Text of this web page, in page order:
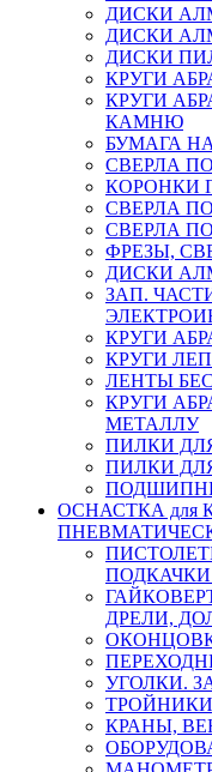
ДИСКИ
ДИСКИ
ДИСКИ
КРУГИ
КРУГИ
КАМНЮ
БУМАГА
СВЕРЛА
КОРОНКИ
СВЕРЛА
СВЕРЛА
ФРЕЗЫ,
ДИСКИ
ЗАП.
КРУГИ
КРУГИ
ЛЕНТЫ
КРУГИ
МЕТАЛЛУ
ПИЛКИ
ПИЛКИ
ОСНАСТКА для
ДРЕЛИ,
УГОЛКИ.
КРАНЫ,